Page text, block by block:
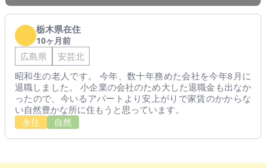
栃木県在住
10ヶ月前
広島県
安芸北
昭和生の老人です。 今年、数十年務めた会社を今年8月に
退職しました。 小企業の会社のため大した退職金も出なか
ったので、今いるアパートより安上がりで家賃のかからな
い自然豊かな所に住もうと思っています。
永住
自然